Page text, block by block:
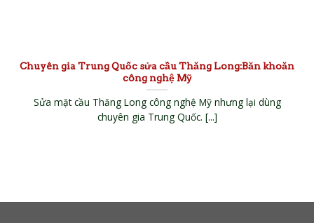
Chuyên gia Trung Quốc sửa cầu Thăng Long:Băn khoăn
công nghệ Mỹ
Sửa mặt cầu Thăng Long công nghệ Mỹ nhưng lại dùng
chuyên gia Trung Quốc. [...]